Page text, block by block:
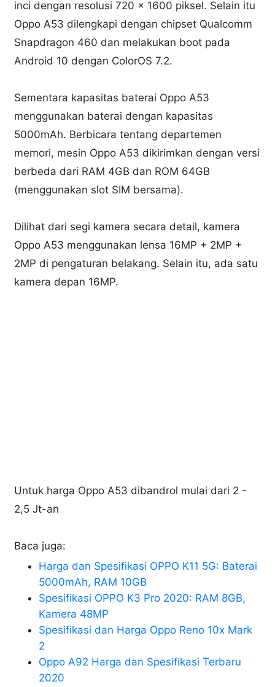
inci dengan resolusi 720 x 1600 piksel. Selain itu
Oppo A53 dilengkapi dengan chipset Qualcomm
Snapdragon 460 dan melakukan boot pada
Android 10 dengan ColorOS 7.2.
Sementara kapasitas baterai Oppo A53
menggunakan baterai dengan kapasitas
5000mAh. Berbicara tentang departemen
memori, mesin Oppo A53 dikirimkan dengan versi
berbeda dari RAM 4GB dan ROM 64GB
(menggunakan slot SIM bersama).
Dilihat dari segi kamera secara detail, kamera
Oppo A53 menggunakan lensa 16MP + 2MP +
2MP di pengaturan belakang. Selain itu, ada satu
kamera depan 16MP.
Untuk harga Oppo A53 dibandrol mulai dari 2 -
2,5 Jt-an
Baca juga:
Harga dan Spesifikasi OPPO K11 5G: Baterai
5000mAh, RAM 10GB
Spesifikasi OPPO K3 Pro 2020: RAM 8GB,
Kamera 48MP
Spesifikasi dan Harga Oppo Reno 10x Mark
2
Oppo A92 Harga dan Spesifikasi Terbaru
2020